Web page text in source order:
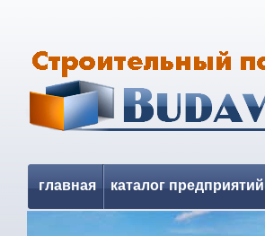
главная каталог предприятий